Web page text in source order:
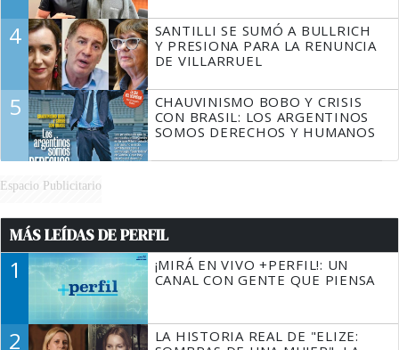
4
SANTILLI SE SUMÓ A BULLRICH
Y PRESIONA PARA LA RENUNCIA
DE VILLARRUEL
5
CHAUVINISMO BOBO Y CRISIS
CON BRASIL: LOS ARGENTINOS
SOMOS DERECHOS Y HUMANOS
Espacio Publicitario
MÁS LEÍDAS DE PERFIL
1
¡MIRÁ EN VIVO +PERFIL!: UN
CANAL CON GENTE QUE PIENSA
2
LA HISTORIA REAL DE "ELIZE: